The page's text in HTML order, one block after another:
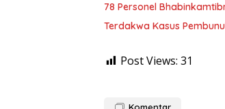
78 Personel
Terdakwa Kasus
Post Views: 31